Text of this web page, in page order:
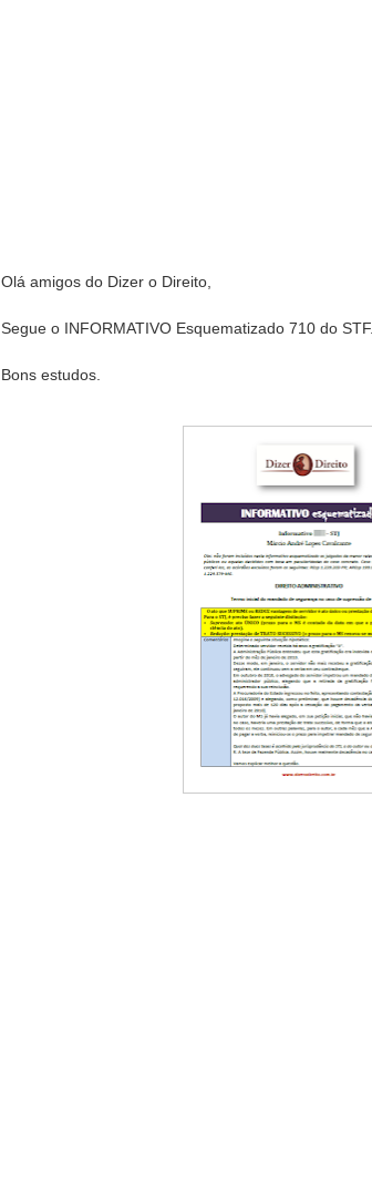
Olá amigos do Dizer o Direito,
Segue o INFORMATIVO Esquematizado 710 do STF.
Bons estudos.